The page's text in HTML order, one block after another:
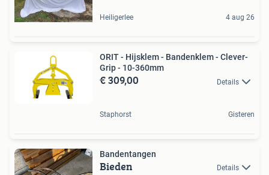
Heiligerlee 4 aug 26
ORIT - Hijsklem - Bandenklem - Clever-
Grip - 10-360mm
€ 309,00 Details
Staphorst Gisteren
Bandentangen
Bieden Details